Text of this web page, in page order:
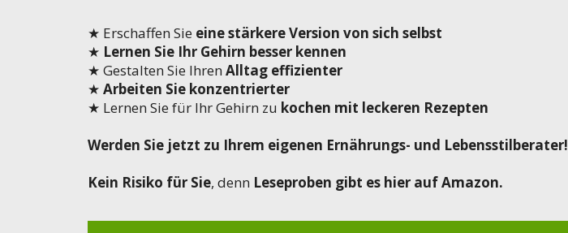
★ Erschaffen Sie eine stärkere Version von sich selbst
★ Lernen Sie Ihr Gehirn besser kennen
★ Gestalten Sie Ihren Alltag effizienter
★ Arbeiten Sie konzentrierter
★ Lernen Sie für Ihr Gehirn zu kochen mit leckeren Rezepten
Werden Sie jetzt zu Ihrem eigenen Ernährungs- und Lebensstilberater!
Kein Risiko für Sie, denn Leseproben gibt es hier auf Amazon.